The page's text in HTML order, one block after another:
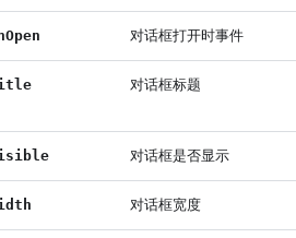
对话框打开时事件
对话框标题
对话框是否显示
对话框宽度